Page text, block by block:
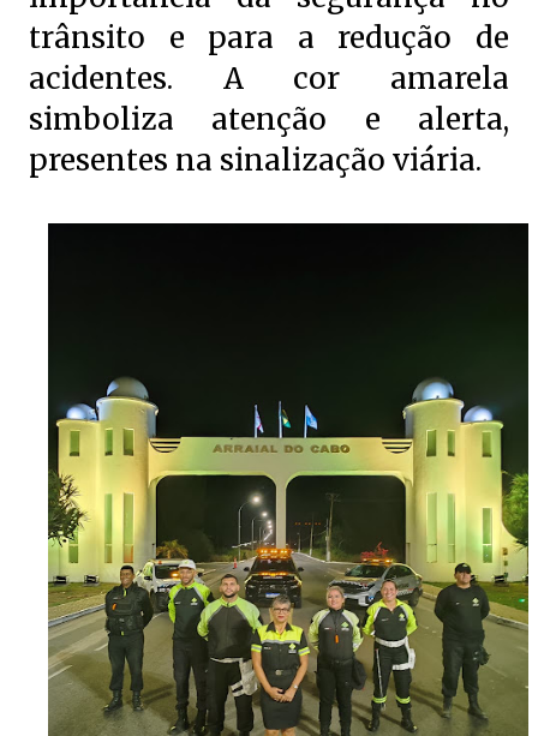
trânsito e para a redução de
acidentes. A cor amarela
simboliza atenção e alerta,
presentes na sinalização viária.